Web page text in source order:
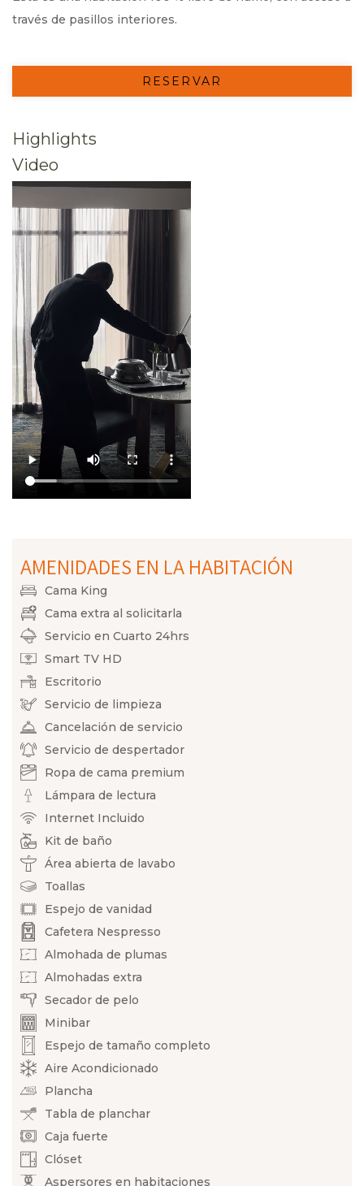
través de pasillos interiores.
RESERVAR
Highlights
Video
AMENIDADES EN LA HABITACIÓN
Cama King
Cama extra al solicitarla
Servicio en Cuarto 24hrs
Smart TV HD
Escritorio
Servicio de limpieza
Cancelación de servicio
Servicio de despertador
Ropa de cama premium
Lámpara de lectura
Internet Incluido
Kit de baño
Área abierta de lavabo
Toallas
Espejo de vanidad
Cafetera Nespresso
Almohada de plumas
Almohadas extra
Secador de pelo
Minibar
Espejo de tamaño completo
Aire Acondicionado
Plancha
Tabla de planchar
Caja fuerte
Clóset
Aspersores en habitaciones